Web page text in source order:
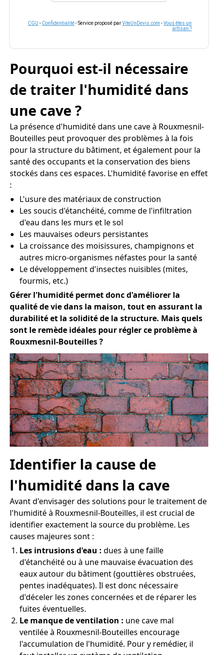
CGU - Confidentialité- Service proposé parViteUnDevis.com -Vous êtes un
artisan ?
Pourquoi est-il nécessaire
de traiter l'humidité dans
une cave ?
La présence d'humidité dans une cave à Rouxmesnil-
Bouteilles peut provoquer des problèmes à la fois
pour la structure du bâtiment, et également pour la
santé des occupants et la conservation des biens
stockés dans ces espaces. L'humidité favorise en effet
:
L'usure des matériaux de construction
Les soucis d'étanchéité, comme de l'infiltration
d'eau dans les murs et le sol
Les mauvaises odeurs persistantes
La croissance des moisissures, champignons et
autres micro-organismes néfastes pour la santé
Le développement d'insectes nuisibles (mites,
fourmis, etc.)
Gérer l'humidité permet donc d'améliorer la
qualité de vie dans la maison, tout en assurant la
durabilité et la solidité de la structure. Mais quels
sont le remède idéales pour régler ce problème à
Rouxmesnil-Bouteilles ?
Identifier la cause de
l'humidité dans la cave
Avant d'envisager des solutions pour le traitement de
l'humidité à Rouxmesnil-Bouteilles, il est crucial de
identifier exactement la source du problème. Les
causes majeures sont :
Les intrusions d'eau : dues à une faille
d'étanchéité ou à une mauvaise évacuation des
eaux autour du bâtiment (gouttières obstruées,
pentes inadéquates). Il est donc nécessaire
d'déceler les zones concernées et de réparer les
fuites éventuelles.
Le manque de ventilation : une cave mal
ventilée à Rouxmesnil-Bouteilles encourage
l'accumulation de l'humidité. Pour y remédier, il